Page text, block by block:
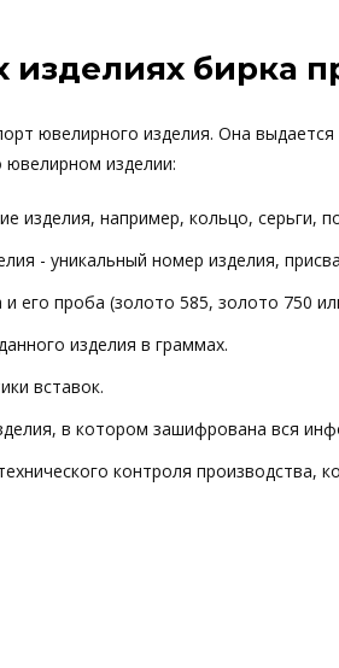
изделиях бирка
ювелирного изделия. Она
изделии:
изделия, например, кольцо, серьги,
- уникальный номер изделия,
и его проба (золото 585, золото 750
изделия в граммах.
вставок.
в котором зашифрована вся
контроля производства,